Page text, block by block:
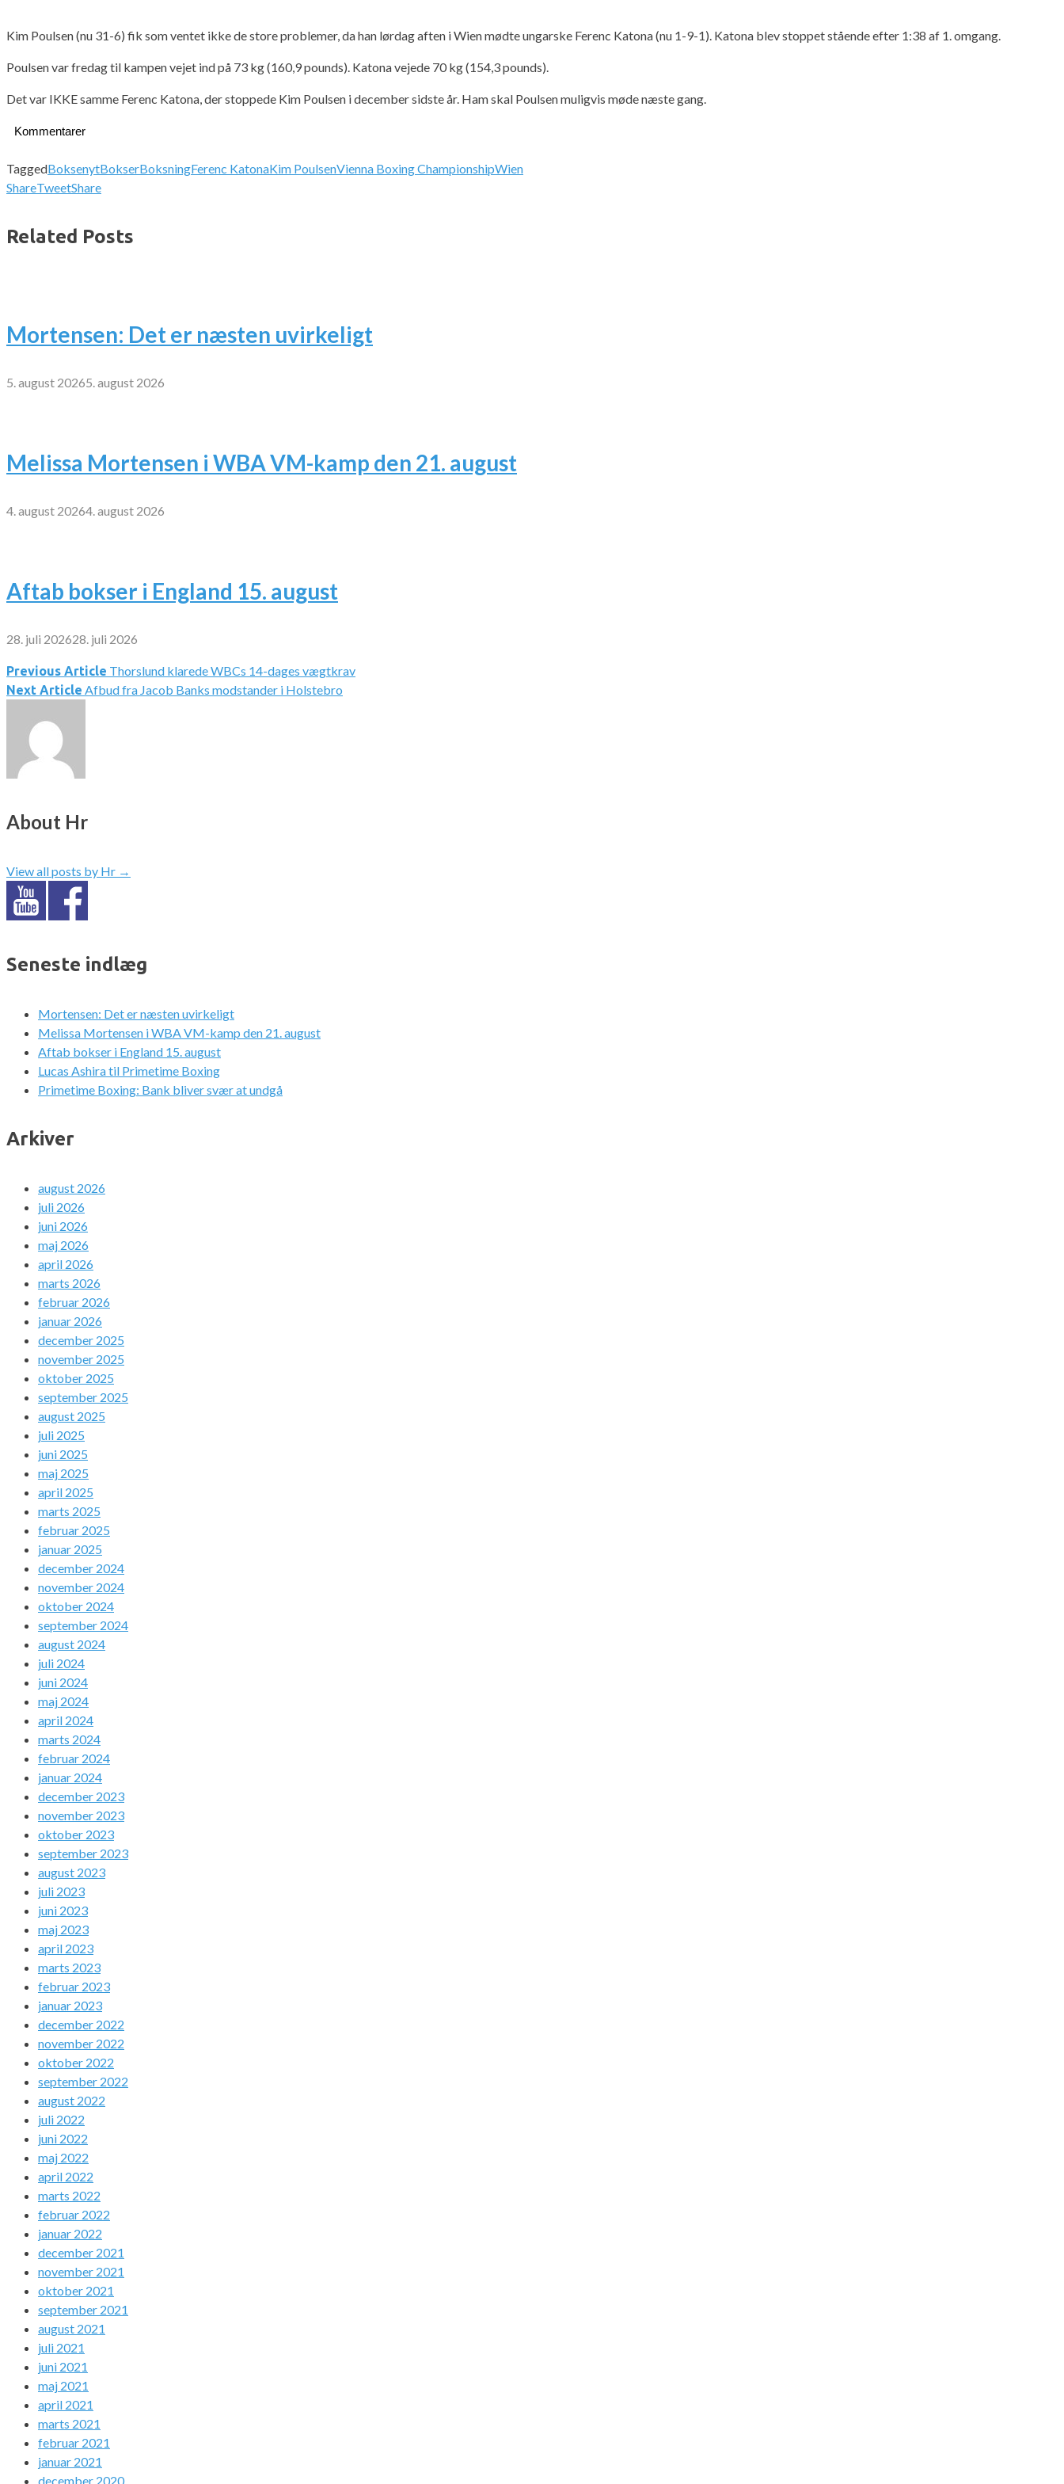
Kim Poulsen (nu 31-6) fik som ventet ikke de store problemer, da han lørdag aften i Wien mødte ungarske Ferenc Katona (nu 1-9-1). Katona blev stoppet stående efter 1:38 af 1. omgang.
Poulsen var fredag til kampen vejet ind på 73 kg (160,9 pounds). Katona vejede 70 kg (154,3 pounds).
Det var IKKE samme Ferenc Katona, der stoppede Kim Poulsen i december sidste år. Ham skal Poulsen muligvis møde næste gang.
Kommentarer
TaggedBoksenytBokserBoksningFerenc KatonaKim PoulsenVienna Boxing ChampionshipWien
ShareTweetShare
Related Posts
Mortensen: Det er næsten uvirkeligt
5. august 20265. august 2026
Melissa Mortensen i WBA VM-kamp den 21. august
4. august 20264. august 2026
Aftab bokser i England 15. august
28. juli 202628. juli 2026
Indlægsnavigation
Previous Article Thorslund klarede WBCs 14-dages vægtkrav
Next Article Afbud fra Jacob Banks modstander i Holstebro
About Hr
View all posts by Hr →
Seneste indlæg
Mortensen: Det er næsten uvirkeligt
Melissa Mortensen i WBA VM-kamp den 21. august
Aftab bokser i England 15. august
Lucas Ashira til Primetime Boxing
Primetime Boxing: Bank bliver svær at undgå
Arkiver
august 2026
juli 2026
juni 2026
maj 2026
april 2026
marts 2026
februar 2026
januar 2026
december 2025
november 2025
oktober 2025
september 2025
august 2025
juli 2025
juni 2025
maj 2025
april 2025
marts 2025
februar 2025
januar 2025
december 2024
november 2024
oktober 2024
september 2024
august 2024
juli 2024
juni 2024
maj 2024
april 2024
marts 2024
februar 2024
januar 2024
december 2023
november 2023
oktober 2023
september 2023
august 2023
juli 2023
juni 2023
maj 2023
april 2023
marts 2023
februar 2023
januar 2023
december 2022
november 2022
oktober 2022
september 2022
august 2022
juli 2022
juni 2022
maj 2022
april 2022
marts 2022
februar 2022
januar 2022
december 2021
november 2021
oktober 2021
september 2021
august 2021
juli 2021
juni 2021
maj 2021
april 2021
marts 2021
februar 2021
januar 2021
december 2020